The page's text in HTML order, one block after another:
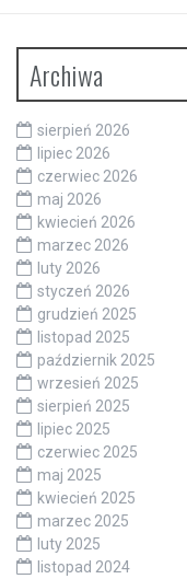
Archiwa
sierpień 2026
lipiec 2026
czerwiec 2026
maj 2026
kwiecień 2026
marzec 2026
luty 2026
styczeń 2026
grudzień 2025
listopad 2025
październik 2025
wrzesień 2025
sierpień 2025
lipiec 2025
czerwiec 2025
maj 2025
kwiecień 2025
marzec 2025
luty 2025
listopad 2024